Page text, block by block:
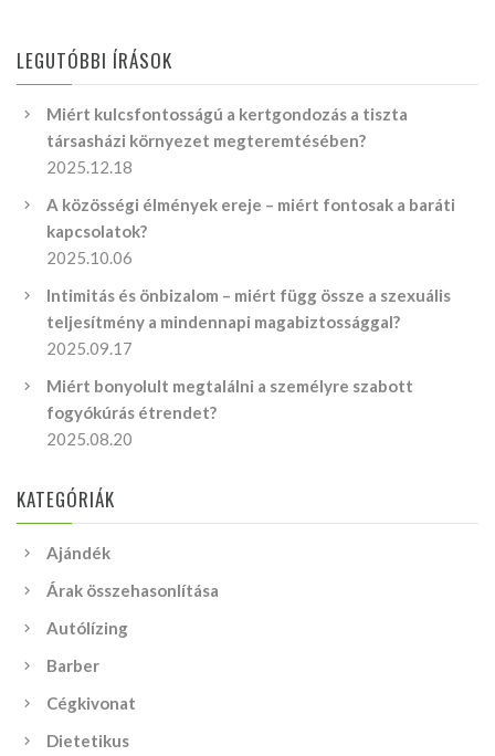
LEGUTÓBBI ÍRÁSOK
Miért kulcsfontosságú a kertgondozás a tiszta
társasházi környezet megteremtésében?
2025.12.18
A közösségi élmények ereje – miért fontosak a baráti
kapcsolatok?
2025.10.06
Intimitás és önbizalom – miért függ össze a szexuális
teljesítmény a mindennapi magabiztossággal?
2025.09.17
Miért bonyolult megtalálni a személyre szabott
fogyókúrás étrendet?
2025.08.20
KATEGÓRIÁK
Ajándék
Árak összehasonlítása
Autólízing
Barber
Cégkivonat
Dietetikus